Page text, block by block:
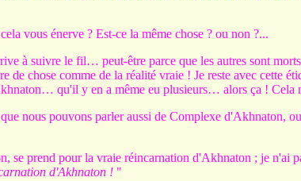
vous énerve ? Est-ce la même chose ? ou non ?...
à suivre le fil… peut-être parce que les autres sont
de chose comme de la réalité vraie ! Je reste avec
qu'il y en a même eu plusieurs… alors ça ! Cela
nous pouvons parler aussi de Complexe d'Akhnaton,
se prend pour la vraie réincarnation d'Akhnaton ; je n'ai
d'Akhnaton ! "